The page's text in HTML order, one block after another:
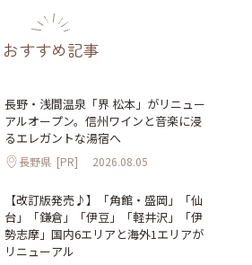
おすすめ記事
長野・浅間温泉「界 松本」がリニュー
アルオープン。信州ワインと音楽に浸
るエレガントな湯宿へ
長野県 [PR] 2026.08.05
【改訂版発売♪】「角館・盛岡」「仙
台」「鎌倉」「伊豆」「軽井沢」「伊
勢志摩」国内6エリアと海外1エリアが
リニューアル